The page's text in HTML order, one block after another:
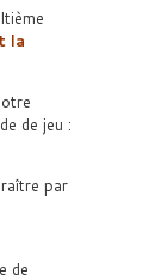
la
de jeu :
par
de